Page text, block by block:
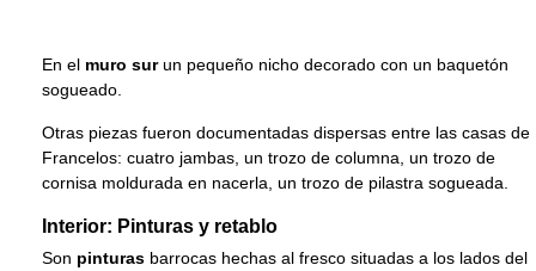
En el muro surun pequeño nicho decorado con un baquetón
sogueado.
Otras piezas fueron documentadas dispersas entre las casas de
Francelos: cuatro jambas, un trozo de columna, un trozo de
cornisa moldurada en nacerla, un trozo de pilastra sogueada.
Interior: Pinturas y retablo
Son pinturas barrocas hechas al fresco situadas a los lados del